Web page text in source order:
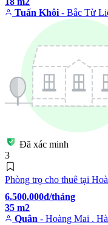
Tuấn Khôi- Bắc Từ
Đã xác minh
3
Phòng trọ cho thuê tại
6.500.000đ/tháng
35 m2
Quân - Hoàng Mai .